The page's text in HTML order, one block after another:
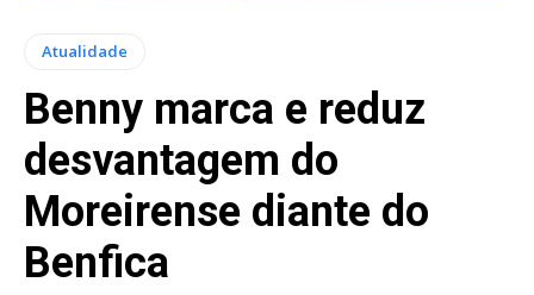
Atualidade
Benny marca e reduz
desvantagem do
Moreirense diante do
Benfica